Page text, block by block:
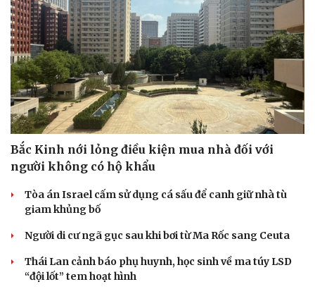
Bắc Kinh nới lỏng điều kiện mua nhà đối với
người không có hộ khẩu
Tòa án Israel cấm sử dụng cá sấu để canh giữ nhà tù
giam khủng bố
Người di cư ngã gục sau khi bơi từ Ma Rốc sang Ceuta
Thái Lan cảnh báo phụ huynh, học sinh về ma túy LSD
“đội lốt” tem hoạt hình